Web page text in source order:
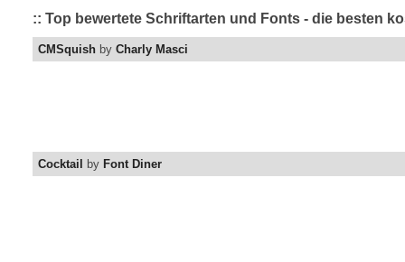
:: Top bewertete Schriftarten und Fonts - die besten
CMSquish by Charly Masci
Cocktail by Font Diner